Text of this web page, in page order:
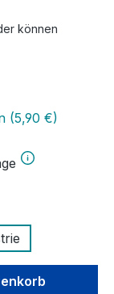
können
(5,90 €)